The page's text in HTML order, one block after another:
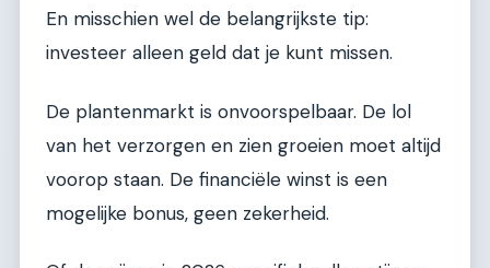
En misschien wel de belangrijkste tip:
investeer alleen geld dat je kunt missen.
De plantenmarkt is onvoorspelbaar. De lol
van het verzorgen en zien groeien moet altijd
voorop staan. De financiële winst is een
mogelijke bonus, geen zekerheid.